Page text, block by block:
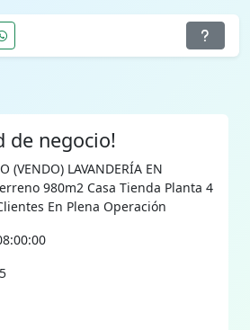
de negocio!
(VENDO) LAVANDERÍA EN
980m2 Casa Tienda Planta 4
En Plena Operación